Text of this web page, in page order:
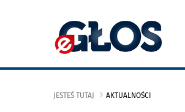
JESTEŚ TUTAJ AKTUALNOŚCI